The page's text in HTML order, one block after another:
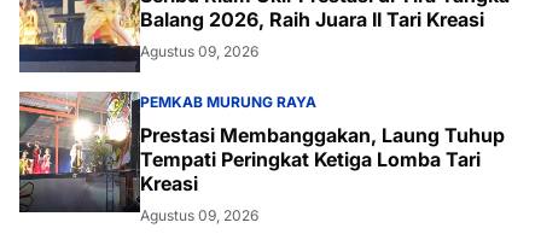
Balang 2026, Raih Juara II Tari Kreasi
Agustus 09, 2026
PEMKAB MURUNG RAYA
Prestasi Membanggakan, Laung Tuhup
Tempati Peringkat Ketiga Lomba Tari
Kreasi
Agustus 09, 2026